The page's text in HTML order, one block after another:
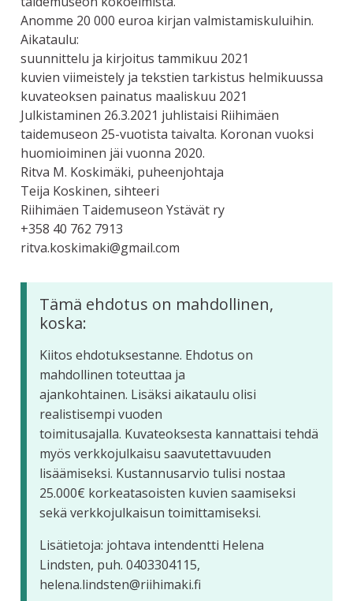
Anomme 20 000 euroa kirjan valmistamiskuluihin.
Aikataulu:
suunnittelu ja kirjoitus tammikuu 2021
kuvien viimeistely ja tekstien tarkistus helmikuussa
kuvateoksen painatus maaliskuu 2021
Julkistaminen 26.3.2021 juhlistaisi Riihimäen
taidemuseon 25-vuotista taivalta. Koronan vuoksi
huomioiminen jäi vuonna 2020.
Ritva M. Koskimäki, puheenjohtaja
Teija Koskinen, sihteeri
Riihimäen Taidemuseon Ystävät ry
+358 40 762 7913
ritva.koskimaki@gmail.com
Tämä ehdotus on mahdollinen,
koska:
Kiitos ehdotuksestanne. Ehdotus on
mahdollinen toteuttaa ja
ajankohtainen. Lisäksi aikataulu olisi
realistisempi vuoden
toimitusajalla. Kuvateoksesta kannattaisi tehdä
myös verkkojulkaisu saavutettavuuden
lisäämiseksi. Kustannusarvio tulisi nostaa
25.000€ korkeatasoisten kuvien saamiseksi
sekä verkkojulkaisun toimittamiseksi.
Lisätietoja: johtava intendentti Helena
Lindsten, puh. 0403304115,
helena.lindsten@riihimaki.fi